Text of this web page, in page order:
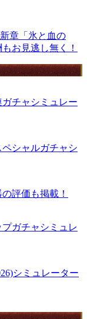
章「氷と血の
お見逃し無く！
チャシミュレー
ペシャルガチャシ
評価も掲載！
ガチャシミュレ
シミュレーター